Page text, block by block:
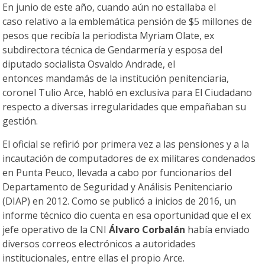
En junio de este año, cuando aún no estallaba el
caso relativo a la emblemática pensión de $5 millones de
pesos que recibía la periodista Myriam Olate, ex
subdirectora técnica de Gendarmería y esposa del
diputado socialista Osvaldo Andrade, el
entonces mandamás de la institución penitenciaria,
coronel Tulio Arce, habló en exclusiva para El Ciudadano
respecto a diversas irregularidades que empañaban su
gestión.
El oficial se refirió por primera vez a las pensiones y a la
incautación de computadores de ex militares condenados
en Punta Peuco, llevada a cabo por funcionarios del
Departamento de Seguridad y Análisis Penitenciario
(DIAP) en 2012. Como se publicó a inicios de 2016, un
informe técnico dio cuenta en esa oportunidad que el ex
jefe operativo de la CNIÁlvaro Corbalán había enviado
diversos correos electrónicos a autoridades
institucionales, entre ellas el propio Arce.